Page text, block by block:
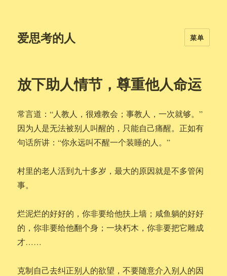
爱思考的人 菜单
放下助人情节，尊重他人命运
常言道：“人教人，很难教会；事教人，一次就够。”
因为人是无法被别人叫醒的，只能自己痛醒。正如有
句话所讲：“你永远叫不醒一个装睡的人。”
村里的老人活到九十多岁，最大的原因就是不多管闲
事。
烂泥烂的好好的，你非要给他扶上墙；咸鱼躺的好好
的，你非要给他翻个身；一块朽木，你非要把它雕成
才……
克制自己去纠正别人的欲望，不要随意介入别人的因